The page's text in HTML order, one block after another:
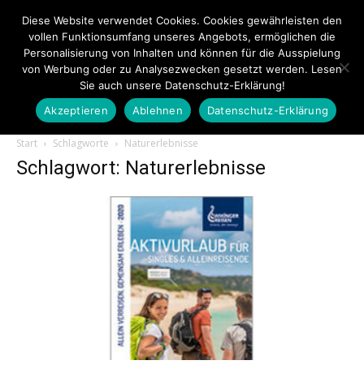
Touristiknews.de
Touristiknews
und
Start Schlagworte Naturerlebnisse
Schlagwort: Naturerlebnisse
Diese Website verwendet Cookies. Cookies gewährleisten den
vollen Funktionsumfang unseres Angebots, ermöglichen die
Personalisierung von Inhalten und können für die Ausspielung
von Werbung oder zu Analysezwecken gesetzt werden. Lesen
Sie auch unsere Datenschutz-Erklärung!
Akzeptieren
Ablehnen Datenschutz-Erklärung